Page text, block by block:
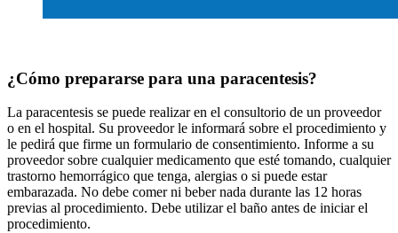
¿Cómo prepararse para una paracentesis?
La paracentesis se puede realizar en el consultorio de un proveedor
o en el hospital. Su proveedor le informará sobre el procedimiento y
le pedirá que firme un formulario de consentimiento. Informe a su
proveedor sobre cualquier medicamento que esté tomando, cualquier
trastorno hemorrágico que tenga, alergias o si puede estar
embarazada. No debe comer ni beber nada durante las 12 horas
previas al procedimiento. Debe utilizar el baño antes de iniciar el
procedimiento.